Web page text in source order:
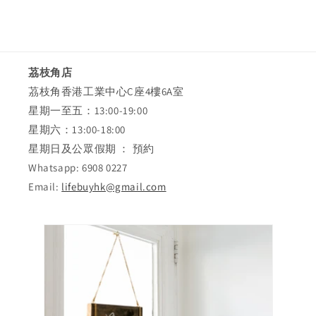
茘枝角店
茘枝角香港工業中心C座4樓6A室
星期一至五：13:00-19:00
星期六：13:00-18:00
星期日及公眾假期 ： 預約
Whatsapp: 6908 0227
Email: lifebuyhk@gmail.com